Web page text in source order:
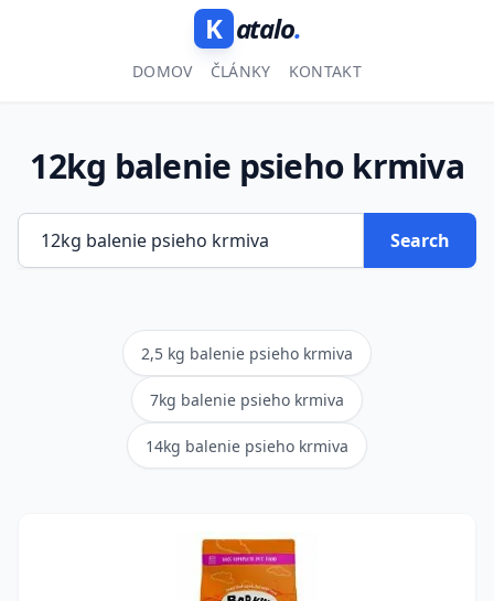
K atalo.
DOMOV ČLÁNKY KONTAKT
12kg balenie psieho krmiva
Search
2,5 kg balenie psieho krmiva
7kg balenie psieho krmiva
14kg balenie psieho krmiva